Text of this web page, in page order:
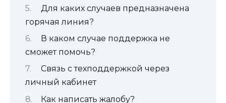
Для каких случаев предназначена
горячая линия?
В каком случае поддержка не
сможет помочь?
Связь с техподдержкой через
личный кабинет
Как написать жалобу?